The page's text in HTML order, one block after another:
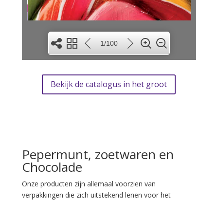
1/100
Bekijk de catalogus in het groot
Pepermunt, zoetwaren en
Chocolade
Onze producten zijn allemaal voorzien van
verpakkingen die zich uitstekend lenen voor het